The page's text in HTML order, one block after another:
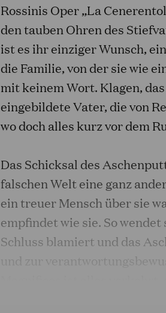
Rossinis Oper ­„La
den tauben Ohren des
ist es ihr einziger Wunsch,
die Familie, von der sie wie
mit keinem Wort. Klagen,
eingebildete Vater, die von
wo doch alles kurz vor dem
Das Schicksal des
falschen Welt eine ganz
ein treuer Mensch über sie
empfindet wie sie. So
Schluss blamiert und das
und zur